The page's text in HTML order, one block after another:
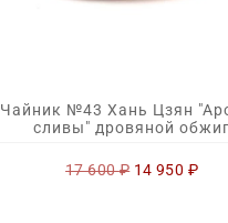
Чайник №43 Хань Цзян
сливы" дровяной обжиг
17 600₽ 14 950 ₽